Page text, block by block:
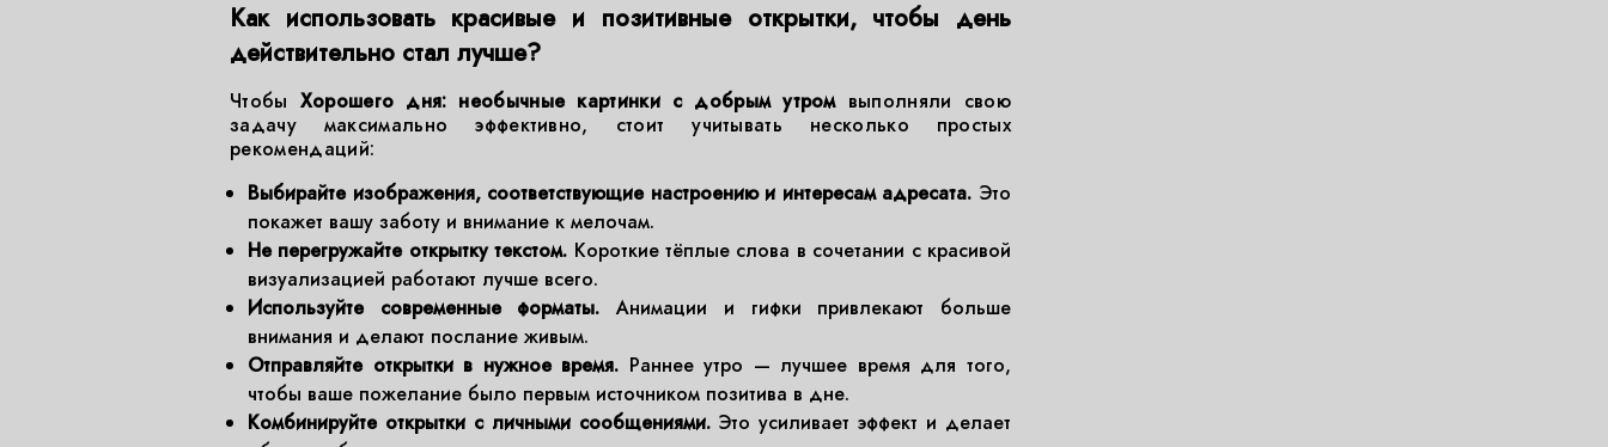
Как использовать красивые и позитивные открытки, чтобы день
действительно стал лучше?
Чтобы Хорошего дня: необычные картинки с добрым утромвыполняли свою
задачу максимально эффективно, стоит учитывать несколько простых
рекомендаций:
Выбирайте изображения, соответствующие настроению и интересам адресата. Это
покажет вашу заботу и внимание к мелочам.
Не перегружайте открытку текстом. Короткие тёплые слова в сочетании с красивой
визуализацией работают лучше всего.
Используйте современные форматы. Анимации и гифки привлекают больше
внимания и делают послание живым.
Отправляйте открытки в нужное время. Раннее утро — лучшее время для того,
чтобы ваше пожелание было первым источником позитива в дне.
Комбинируйте открытки с личными сообщениями.Это усиливает эффект и делает